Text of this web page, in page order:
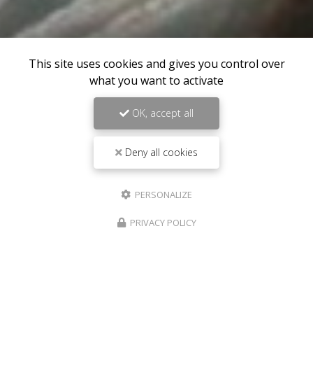
This site uses cookies and gives you control over
what you want to activate
OK, accept all
Deny all cookies
PERSONALIZE
PRIVACY POLICY